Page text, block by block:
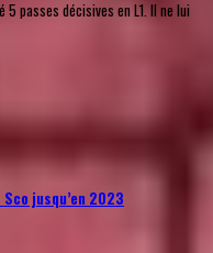
passes décisives en L1. Il ne lui
jusqu’en 2023